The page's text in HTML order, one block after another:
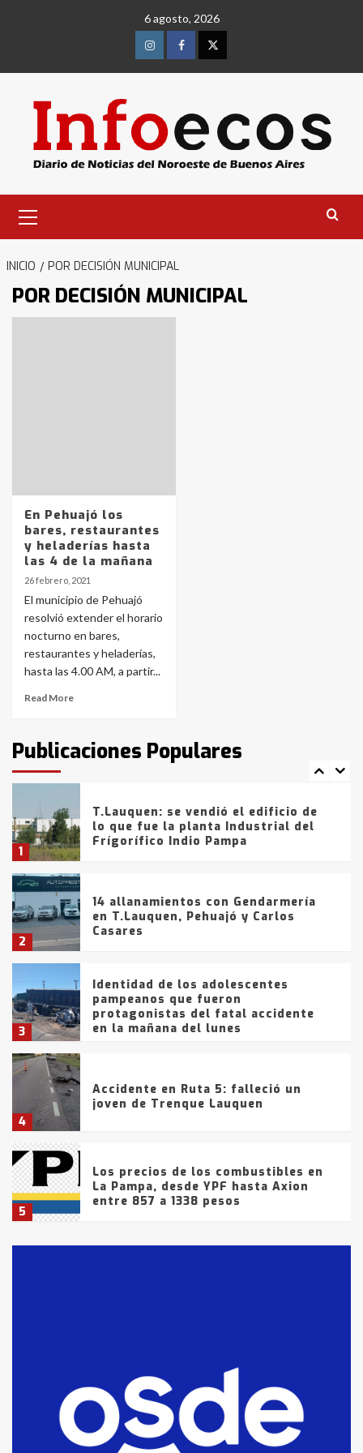
6 agosto, 2026
InstagramFacebookTwitter
primario
INICIO POR DECISIÓN MUNICIPAL
POR DECISIÓN MUNICIPAL
En Pehuajó los
bares, restaurantes
y heladerías hasta
las 4 de la mañana
26 febrero, 2021
El municipio de Pehuajó
resolvió extender el horario
nocturno en bares,
restaurantes y heladerías,
hasta las 4.00 AM, a partir...
Read More
Publicaciones Populares
4
5
Los precios de los combustibles en
La Pampa, desde YPF hasta Axion
6
La Bolsa de Cereales de Bahía
Blanca anticipa que Agosto vendrá
con lluvias y heladas, en gran parte
de la provincia
fueron detenidos por
comercialización de drogas en la
tarde del sábado
1
T.Lauquen: se vendió el edificio de
lo que fue la planta Industrial del
Frígorífico Indio Pampa
2
14 allanamientos con Gendarmería
en T.Lauquen, Pehuajó y Carlos
Casares
3
Identidad de los adolescentes
pampeanos que fueron
protagonistas del fatal accidente
en la mañana del lunes
4
Accidente en Ruta 5: falleció un
joven de Trenque Lauquen
5
Los precios de los combustibles en
La Pampa, desde YPF hasta Axion
entre 857 a 1338 pesos
fueron detenidos por
comercialización de drogas en la
tarde del sábado
T.Lauquen: se vendió el edificio de